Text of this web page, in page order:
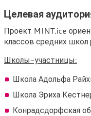
Целевая
Проект MINT.ice
классов средних школ
Школы-участницы:
Школа Адольфа
Школа Эриха
Конрадсдорфская